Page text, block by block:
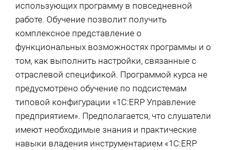
использующих программу в повседневной
работе. Обучение позволит получить
комплексное представление о
функциональных возможностях программы и о
том, как выполнить настройки, связанные с
отраслевой спецификой. Программой курса не
предусмотрено обучение по подсистемам
типовой конфигурации «1С:ERP Управление
предприятием». Предполагается, что слушатели
имеют необходимые знания и практические
навыки владения инструментарием «1С:ERP